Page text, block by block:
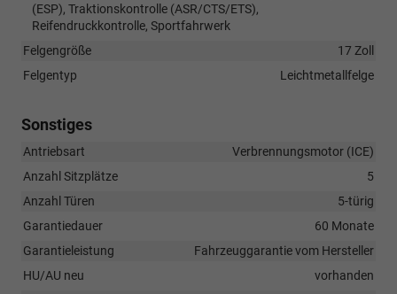
(ESP), Traktionskontrolle (ASR/CTS/ETS),
Reifendruckkontrolle, Sportfahrwerk
Felgengröße
17 Zoll
Felgentyp
Leichtmetallfelge
Sonstiges
Antriebsart
Verbrennungsmotor (ICE)
Anzahl Sitzplätze
5
Anzahl Türen
5-türig
Garantiedauer
60 Monate
Garantieleistung
Fahrzeuggarantie vom Hersteller
HU/AU neu
vorhanden